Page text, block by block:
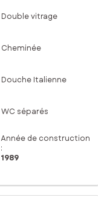
Double vitrage
Cheminée
Douche Italienne
WC séparés
Année de construction
:
1989